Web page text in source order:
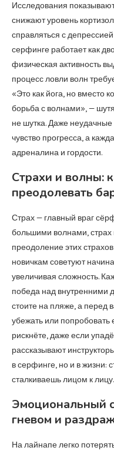
Исследования
снижают уровень
справляться с
серфинге работает как
физическая активность
процесс ловли волн
«Это как йога, но вместо
борьба с волнами», —
не шутка. Даже
чувство прогресса, а
адреналина и гордости.
Страхи и волны:
преодолевать
Страх — главный враг
большими волнами,
преодоление этих
новичкам советуют
увеличивая сложность.
победа над внутренними
стоите на пляже, а перед
убежать или попробовать
рискнёте, даже если
рассказывают
в серфинге, но и в жизни:
сталкиваешь лицом к лицу.
Эмоциональный
гневом и
На лайнапе легко